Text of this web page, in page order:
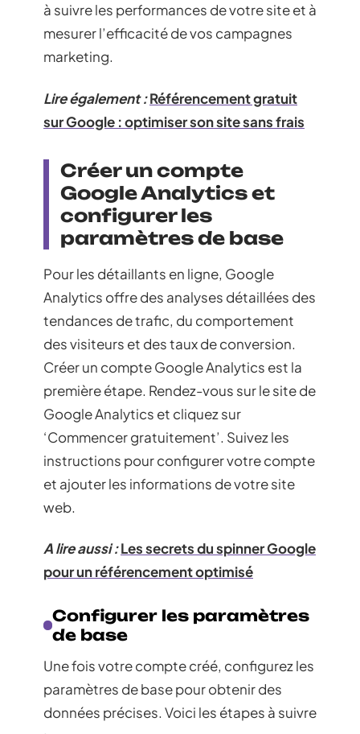
à suivre les performances de votre site et à
mesurer l’efficacité de vos campagnes
marketing.
Lire également :Référencement gratuit
sur Google : optimiser son site sans frais
Créer un compte
Google Analytics et
configurer les
paramètres de base
Pour les détaillants en ligne, Google
Analytics offre des analyses détaillées des
tendances de trafic, du comportement
des visiteurs et des taux de conversion.
Créer un compte Google Analytics est la
première étape. Rendez-vous sur le site de
Google Analytics et cliquez sur
‘Commencer gratuitement’. Suivez les
instructions pour configurer votre compte
et ajouter les informations de votre site
web.
A lire aussi :Les secrets du spinner Google
pour un référencement optimisé
Configurer les paramètres
de base
Une fois votre compte créé, configurez les
paramètres de base pour obtenir des
données précises. Voici les étapes à suivre